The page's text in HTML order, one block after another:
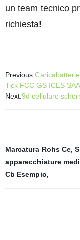
un team tecnico
richiesta!
Previous:
Tick FCC GS ICES
Next:9d cellulare
Marcatura Rohs Ce,
apparecchiature
Cb Esempio,